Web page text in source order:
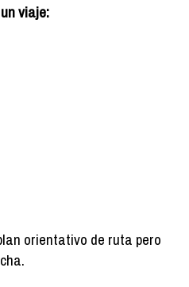
viaje:
orientativo de ruta pero